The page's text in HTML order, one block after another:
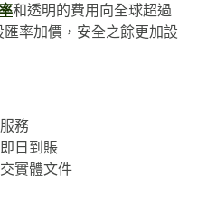
和透明的費用向全球超過
匯率加價，安全之餘更加設
務
日到賬
實體文件